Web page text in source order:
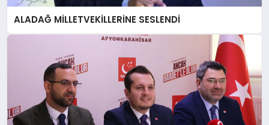
ALADAĞ MİLLETVEKİLLERİNE SESLENDİ